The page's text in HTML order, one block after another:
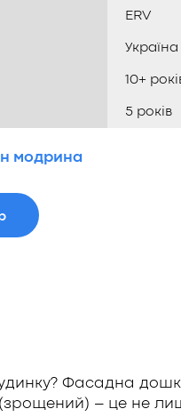
ERV
Україна
10+
5 років
модрина
Фасадна
– це не